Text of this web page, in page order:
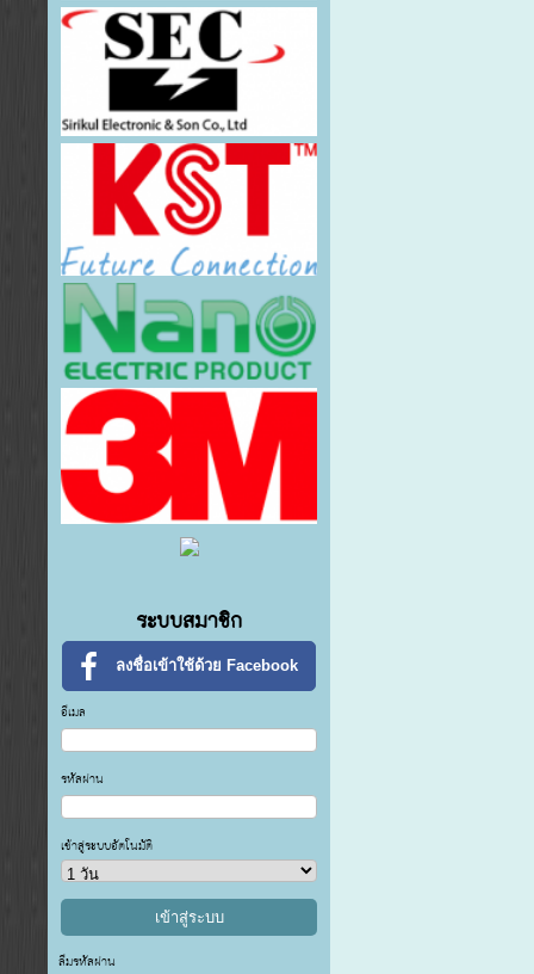
ระบบสมาชิก
ลงชื่อเข้าใช้ด้วย Facebook
อีเมล
รหัสผ่าน
เข้าสู่ระบบอัตโนมัติ
ลืมรหัสผ่าน